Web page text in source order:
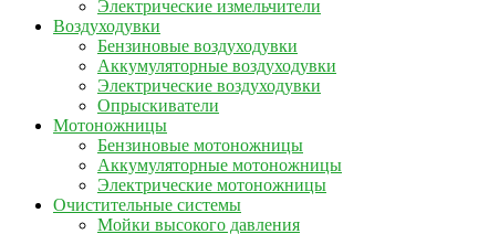
Электрические измельчители
Воздуходувки
Бензиновые воздуходувки
Аккумуляторные воздуходувки
Электрические воздуходувки
Опрыскиватели
Мотоножницы
Бензиновые мотоножницы
Аккумуляторные мотоножницы
Электрические мотоножницы
Очистительные системы
Мойки высокого давления